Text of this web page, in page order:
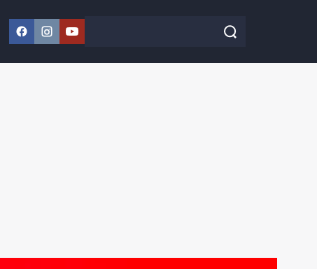
Facebook
Instagram
YouTube
Szukaj w serwisie Szukaj